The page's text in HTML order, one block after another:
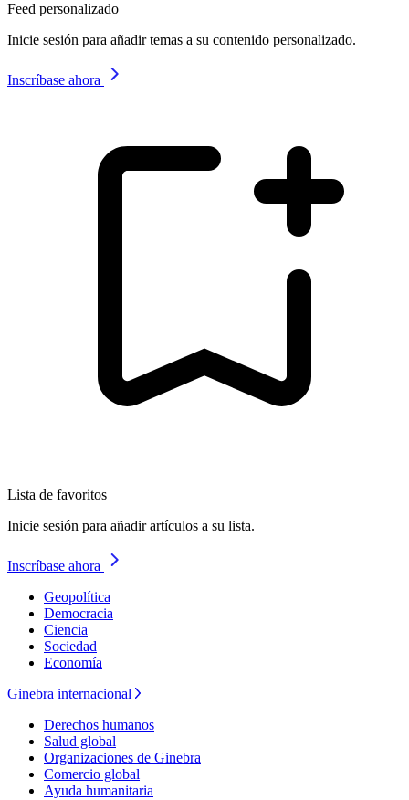
Feed personalizado
Inicie sesión para añadir temas a su contenido personalizado.
Inscríbase ahora
Lista de favoritos
Inicie sesión para añadir artículos a su lista.
Inscríbase ahora
Geopolítica
Democracia
Ciencia
Sociedad
Economía
Ginebra internacional
Derechos humanos
Salud global
Organizaciones de Ginebra
Comercio global
Ayuda humanitaria